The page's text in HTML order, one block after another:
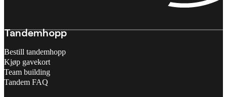
Tandemhopp
Bestill tandemhopp
Kjøp gavekort
Team building
Tandem FAQ